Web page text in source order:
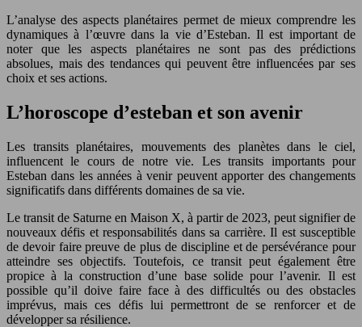
L’analyse des aspects planétaires permet de mieux comprendre les
dynamiques à l’œuvre dans la vie d’Esteban. Il est important de
noter que les aspects planétaires ne sont pas des prédictions
absolues, mais des tendances qui peuvent être influencées par ses
choix et ses actions.
L’horoscope d’esteban et son avenir
Les transits planétaires, mouvements des planètes dans le ciel,
influencent le cours de notre vie. Les transits importants pour
Esteban dans les années à venir peuvent apporter des changements
significatifs dans différents domaines de sa vie.
Le transit de Saturne en Maison X, à partir de 2023, peut signifier de
nouveaux défis et responsabilités dans sa carrière. Il est susceptible
de devoir faire preuve de plus de discipline et de persévérance pour
atteindre ses objectifs. Toutefois, ce transit peut également être
propice à la construction d’une base solide pour l’avenir. Il est
possible qu’il doive faire face à des difficultés ou des obstacles
imprévus, mais ces défis lui permettront de se renforcer et de
développer sa résilience.